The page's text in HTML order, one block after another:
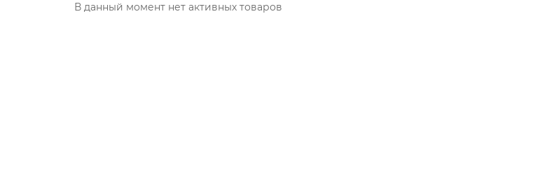
В данный момент нет активных товаров